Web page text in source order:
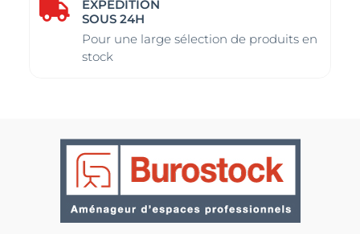

EXPÉDITION
SOUS 24H
Pour une large sélection de produits en
stock